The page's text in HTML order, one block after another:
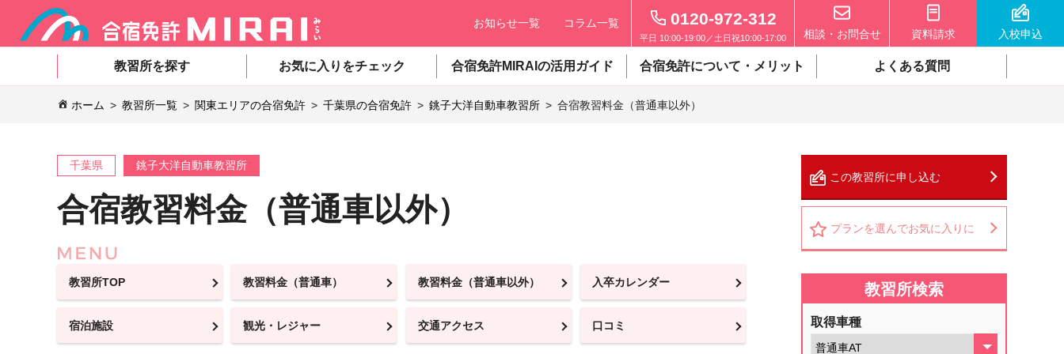
お知らせ一覧 コラム一覧 0120-972-312
平日 10:00-19:00／土日祝10:00-17:00 相談・お問合せ 資料請求 入校申込
教習所を探す お気に入りをチェック 合宿免許MIRAIの活用ガイド 合宿免許について・メリット よくある質問
ホーム 教習所一覧 関東エリアの合宿免許 千葉県の合宿免許 銚子大洋自動車教習所 合宿教習料金（普通車以外）
千葉県 銚子大洋自動車教習所
合宿教習料金（普通車以外）
教習所TOP 教習料金（普通車） 教習料金（普通車以外） 入卒カレンダー
宿泊施設 観光・レジャー 交通アクセス 口コミ
この教習所に申し込む
プランを選んでお気に入りに
教習所検索
取得車種